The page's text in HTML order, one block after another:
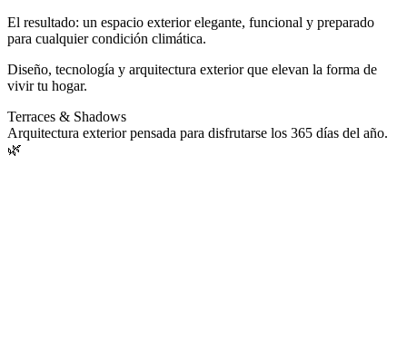
El resultado: un espacio exterior elegante, funcional y preparado
para cualquier condición climática.
Diseño, tecnología y arquitectura exterior que elevan la forma de
vivir tu hogar.
Terraces & Shadows
Arquitectura exterior pensada para disfrutarse los 365 días del año.
🌿